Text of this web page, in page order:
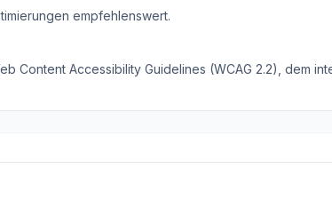
empfehlenswert.
Content Accessibility Guidelines (WCAG 2.2), dem